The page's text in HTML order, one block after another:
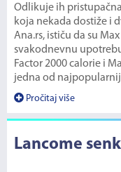
Odlikuje ih
koja nekada dostiže i
Ana.rs, ističu da su
svakodnevnu
Factor 2000 calorie i
jedna od
Pročitaj više
Lancome